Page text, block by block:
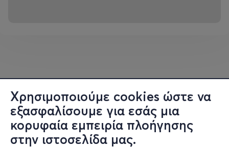
Χρησιμοποιούμε cookies ώστε να
εξασφαλίσουμε για εσάς μια
κορυφαία εμπειρία πλοήγησης
στην ιστοσελίδα μας.
Η ΔΕΗ δίνει ενέργεια στο AKYLAS PRESS START TOUR
powered by ΔΕΗ, στηρίζοντας μια περιοδεία που φέρνει
τη μουσική πιο κοντά στο κοινό. Μέσα από τη στήριξη
συναυλιών και μουσικών εμπειριών, η ΔΕΗ βρίσκεται
δίπλα σε στιγμές που μας ενώνουν, μας εμπνέουν και